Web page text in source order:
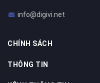
info@digivi.net
CHÍNH SÁCH
THÔNG TIN